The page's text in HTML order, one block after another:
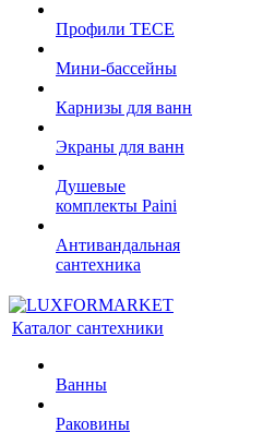
Профили TECE
Мини-бассейны
Карнизы для ванн
Экраны для ванн
Душевые
комплекты Paini
Антивандальная
сантехника
Каталог сантехники
Ванны
Раковины